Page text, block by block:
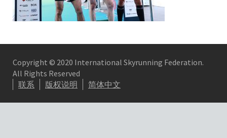
Copyright © 2020 International Skyrunning Federation.
All Rights Reserved
联系
版权说明 简体中文